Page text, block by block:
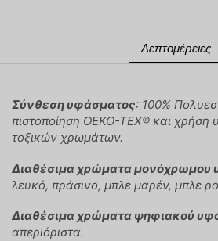
Λεπτομέρειες
Σύνθεση υφάσματος: 100%
πιστοποίηση OEKO-TEX® και χρήση
τοξικών χρωμάτων.
Διαθέσιμα χρώματα μονόχρωμου
λευκό, πράσινο, μπλε μαρέν, μπλε
Διαθέσιμα χρώματα ψηφιακού
απεριόριστα.